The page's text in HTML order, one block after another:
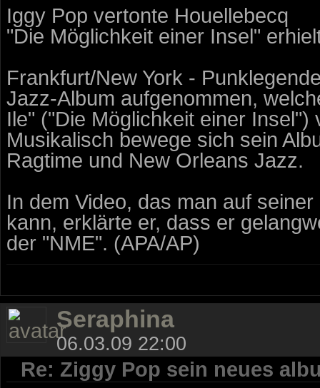
Iggy Pop vertonte Houellebecq
"Die Möglichkeit einer Insel"
Frankfurt/New York -
Jazz-Album aufgenommen,
Ile" ("Die Möglichkeit einer
Musikalisch bewege sich sein
Ragtime und New Orleans Jazz.
In dem Video, das man auf
kann, erklärte er, dass er
der "NME". (APA/AP)
Seraphina
06.03.09 22:00
Re: Ziggy Pop sein neues